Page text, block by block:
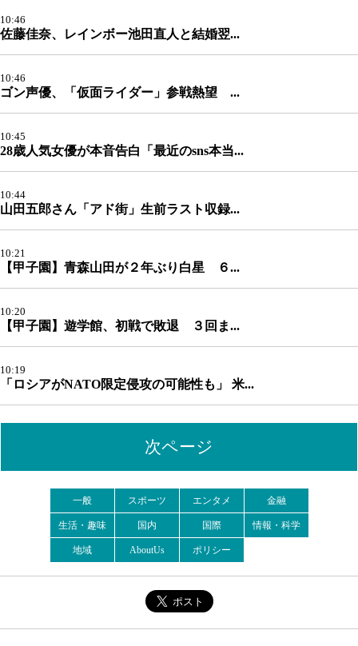
10:46
佐藤佳奈、レインボー池田直人と結婚翌...
10:46
ゴン声優、「仮面ライダー」参戦熱望 ...
10:45
28歳人気女優が本音告白「最近のsns本当...
10:44
山田五郎さん「アド街」生前ラスト収録...
10:21
【甲子園】青森山田が２年ぶり白星 ６...
10:20
【甲子園】遊学館、初戦で敗退 ３回ま...
10:19
「ロシアがNATO限定侵攻の可能性も」 米...
次ページ
一般 スポーツ エンタメ 金融
生活・趣味 国内 国際 情報・科学
地域 AboutUs ポリシー